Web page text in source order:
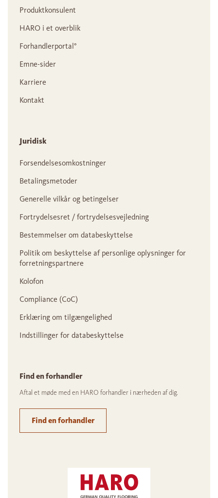
Produktkonsulent
HARO i et overblik
Forhandlerportal°
Emne-sider
Karriere
Kontakt
Juridisk
Forsendelsesomkostninger
Betalingsmetoder
Generelle vilkår og betingelser
Fortrydelsesret / fortrydelsesvejledning
Bestemmelser om databeskyttelse
Politik om beskyttelse af personlige oplysninger for
forretningspartnere
Kolofon
Compliance (CoC)
Erklæring om tilgængelighed
Indstillinger for databeskyttelse
Find en forhandler
Aftal et møde med en HARO forhandler i nærheden af dig.
Find en forhandler